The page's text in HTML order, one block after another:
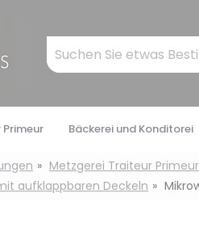
Mots
clés
Bäckerei und Konditorei
Metzgerei Traiteur Primeur
aufklappbaren Deckeln